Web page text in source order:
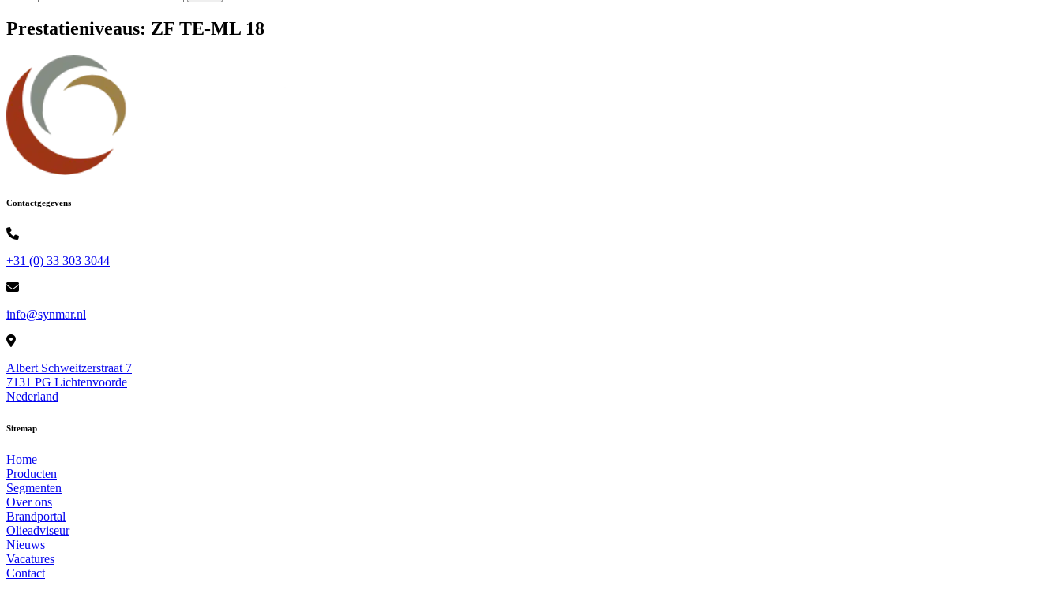
Prestatieniveaus: ZF TE-ML 18
Contactgegevens
+31 (0) 33 303 3044
info@synmar.nl
Albert Schweitzerstraat 7
7131 PG Lichtenvoorde
Nederland
Sitemap
Home
Producten
Segmenten
Over ons
Brandportal
Olieadviseur
Nieuws
Vacatures
Contact